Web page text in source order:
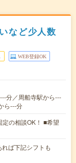
など少人数
WEB登録OK
分／周船寺駅から---
ら---分
の相談OK！ ■希望
ば下記シフトも